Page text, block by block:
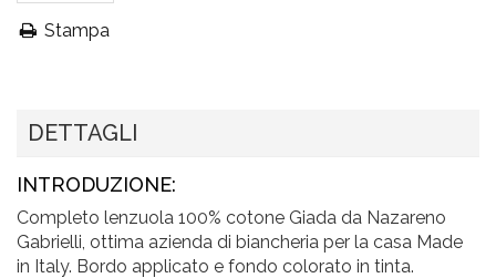
Stampa
DETTAGLI
INTRODUZIONE:
Completo lenzuola 100% cotone Giada da Nazareno
Gabrielli, ottima azienda di biancheria per la casa Made
in Italy. Bordo applicato e fondo colorato in tinta.